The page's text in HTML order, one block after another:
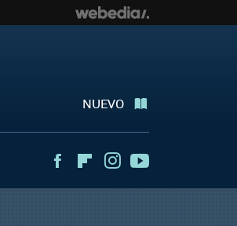
NUEVO
FacebookFlipboardInstagram